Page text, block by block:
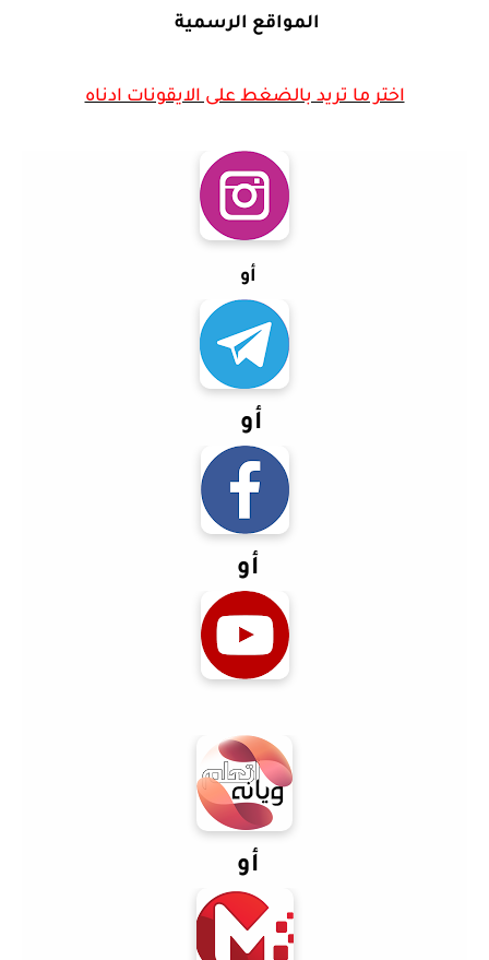
المواقع الرسمية
اختر ما تريد بالضغط على الايقونات ادناه
أو
أو
أو
أو